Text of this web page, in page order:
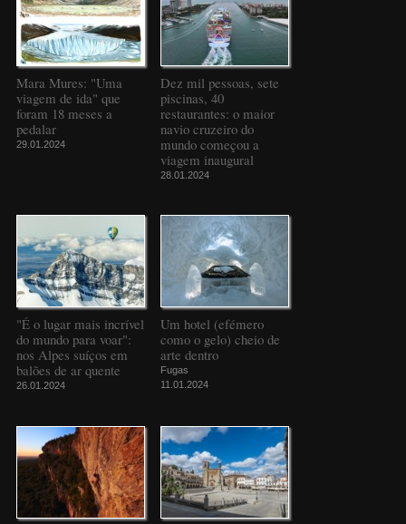
Mara Mures: "Uma
viagem de ida" que
foram 18 meses a
pedalar
29.01.2024
Dez mil pessoas, sete
piscinas, 40
restaurantes: o maior
navio cruzeiro do
mundo começou a
viagem inaugural
28.01.2024
"É o lugar mais incrível
do mundo para voar":
nos Alpes suíços em
balões de ar quente
26.01.2024
Um hotel (efémero
como o gelo) cheio de
arte dentro
Fugas
11.01.2024